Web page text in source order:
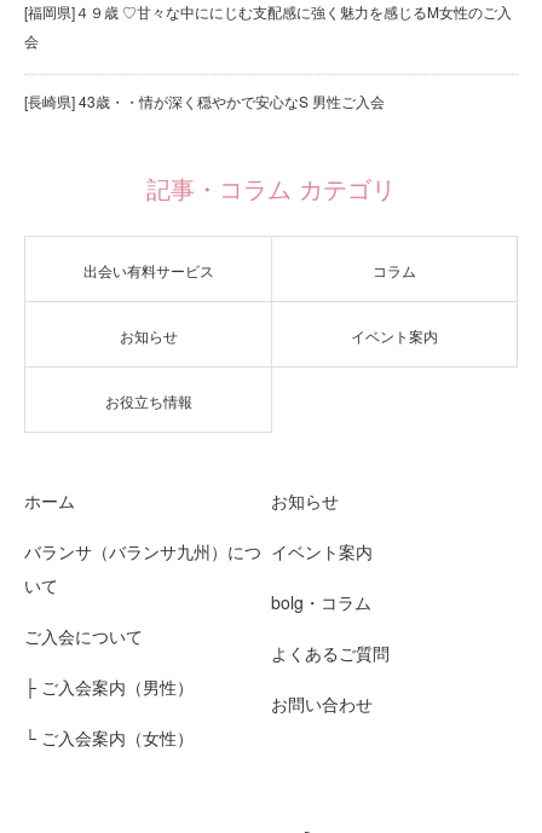
[福岡県]４９歳 ♡甘々な中ににじむ支配感に強く魅力を感じるM女性のご入
会
[長崎県] 43歳・・情が深く穏やかで安心なS 男性ご入会
記事・コラム カテゴリ
出会い有料サービス コラム
お知らせ イベント案内
お役立ち情報
ホーム
バランサ（バランサ九州）につ
いて
ご入会について
├ ご入会案内（男性）
└ ご入会案内（女性）
お知らせ
イベント案内
bolg・コラム
よくあるご質問
お問い合わせ